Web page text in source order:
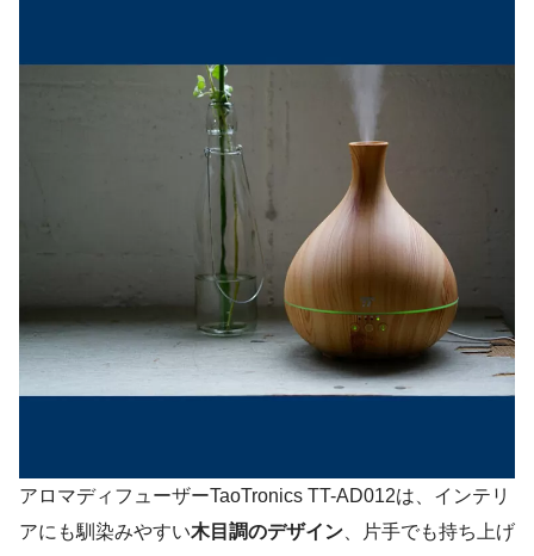
アロマディフューザーTaoTronics TT-AD012は、インテリ
アにも馴染みやすい木目調のデザイン 、片手でも持ち上げ